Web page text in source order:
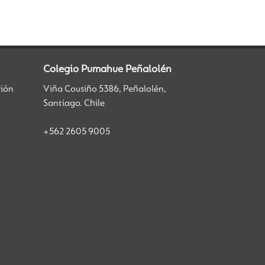
Colegio Pumahue Peñalolén
Viña Cousiño 5386, Peñalolén,
Santiago. Chile
+562 2605 9005